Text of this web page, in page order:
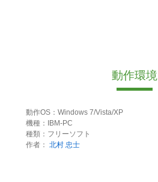
動作環境
動作OS：Windows 7/Vista/XP
機種：IBM-PC
種類：フリーソフト
作者： 北村 忠士